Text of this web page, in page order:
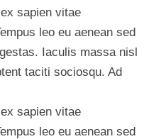
sapien vitae
leo eu aenean sed
Iaculis massa nisl
taciti sociosqu. Ad
sapien vitae
leo eu aenean sed